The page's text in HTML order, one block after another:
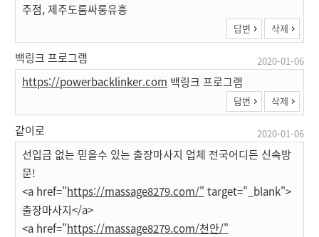
주점, 제주도룸싸롱유흥
답변 삭제
백링크 프로그램 2020-01-06
https://powerbacklinker.com 백링크 프로그램
답변 삭제
같이로 2020-01-06
선입금 없는 믿을수 있는 출장마사지 업체 전국어디든 신속방
문!
<a href="https://massage8279.com/" target="_blank">
출장마사지</a>
<a href="https://massage8279.com/천안/"